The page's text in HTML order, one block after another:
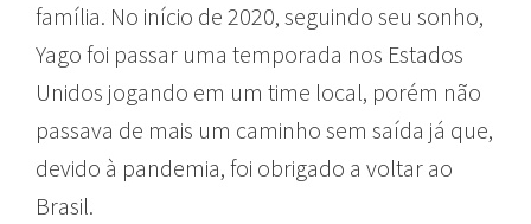
família. No início de 2020, seguindo seu sonho,
Yago foi passar uma temporada nos Estados
Unidos jogando em um time local, porém não
passava de mais um caminho sem saída já que,
devido à pandemia, foi obrigado a voltar ao
Brasil.